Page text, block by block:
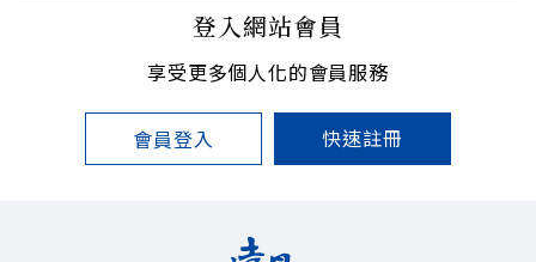
登入網站會員
享受更多個人化的會員服務
會員登入 快速註冊